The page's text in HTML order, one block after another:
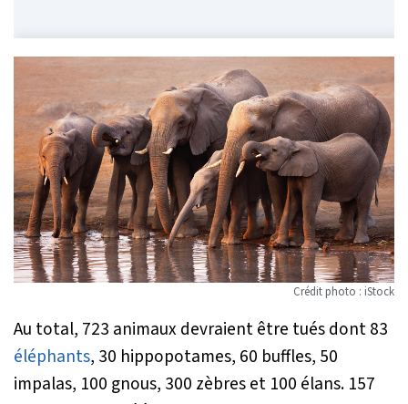
Crédit photo : iStock
Au total, 723 animaux devraient être tués dont 83
éléphants, 30 hippopotames, 60 buffles, 50
impalas, 100 gnous, 300 zèbres et 100 élans. 157